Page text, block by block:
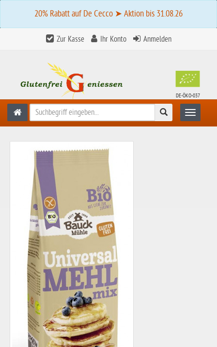
20% Rabatt auf De Cecco ➤ Aktion bis 31.08.26
Zur Kasse Ihr Konto Anmelden
DE-ÖKO-037
Suchen Toggle